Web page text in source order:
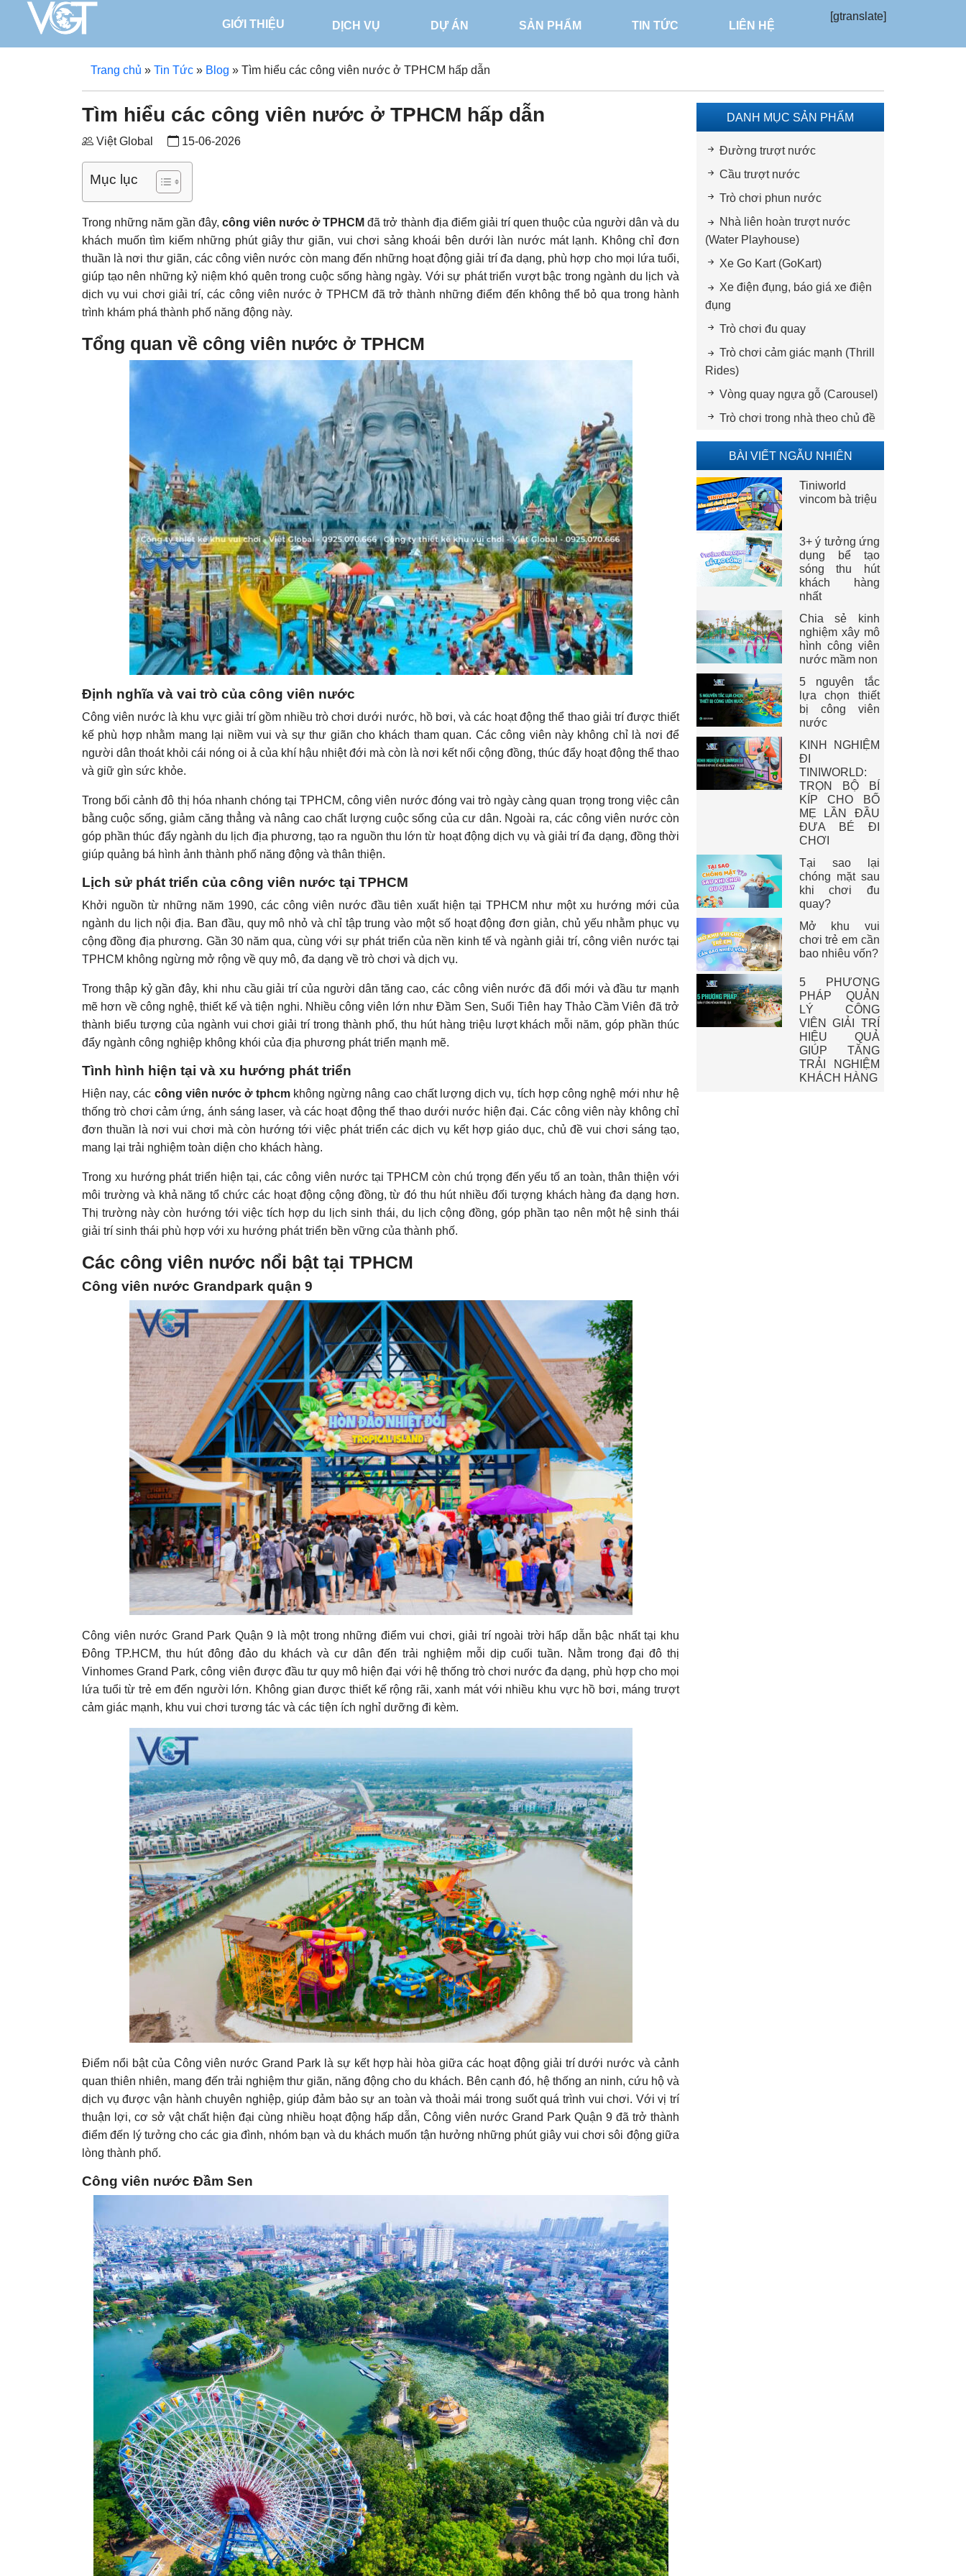
GIỚI THIỆU DỊCH VỤ DỰ ÁN SẢN PHẨM TIN TỨC LIÊN HỆ
[gtranslate]
Trang chủ » Tin Tức » Blog » Tìm hiểu các công viên nước ở TPHCM hấp dẫn
Tìm hiểu các công viên nước ở TPHCM hấp dẫn
Việt Global 15-06-2026
Mục lục
Trong những năm gần đây,công viên nước ở TPHCM đã trở thành địa điểm giải trí quen thuộc của người dân và du
khách muốn tìm kiếm những phút giây thư giãn, vui chơi sảng khoái bên dưới làn nước mát lạnh. Không chỉ đơn
thuần là nơi thư giãn, các công viên nước còn mang đến những hoạt động giải trí đa dạng, phù hợp cho mọi lứa tuổi,
giúp tạo nên những kỷ niệm khó quên trong cuộc sống hàng ngày. Với sự phát triển vượt bậc trong ngành du lịch và
dịch vụ vui chơi giải trí, các công viên nước ở TPHCM đã trở thành những điểm đến không thể bỏ qua trong hành
trình khám phá thành phố năng động này.
Tổng quan về công viên nước ở TPHCM
Định nghĩa và vai trò của công viên nước
Công viên nước là khu vực giải trí gồm nhiều trò chơi dưới nước, hồ bơi, và các hoạt động thể thao giải trí được thiết
kế phù hợp nhằm mang lại niềm vui và sự thư giãn cho khách tham quan. Các công viên này không chỉ là nơi để
người dân thoát khỏi cái nóng oi ả của khí hậu nhiệt đới mà còn là nơi kết nối cộng đồng, thúc đẩy hoạt động thể thao
và giữ gìn sức khỏe.
Trong bối cảnh đô thị hóa nhanh chóng tại TPHCM, công viên nước đóng vai trò ngày càng quan trọng trong việc cân
bằng cuộc sống, giảm căng thẳng và nâng cao chất lượng cuộc sống của cư dân. Ngoài ra, các công viên nước còn
góp phần thúc đẩy ngành du lịch địa phương, tạo ra nguồn thu lớn từ hoạt động dịch vụ và giải trí đa dạng, đồng thời
giúp quảng bá hình ảnh thành phố năng động và thân thiện.
Lịch sử phát triển của công viên nước tại TPHCM
Khởi nguồn từ những năm 1990, các công viên nước đầu tiên xuất hiện tại TPHCM như một xu hướng mới của
ngành du lịch nội địa. Ban đầu, quy mô nhỏ và chỉ tập trung vào một số hoạt động đơn giản, chủ yếu nhằm phục vụ
cộng đồng địa phương. Gần 30 năm qua, cùng với sự phát triển của nền kinh tế và ngành giải trí, công viên nước tại
TPHCM không ngừng mở rộng về quy mô, đa dạng về trò chơi và dịch vụ.
Trong thập kỷ gần đây, khi nhu cầu giải trí của người dân tăng cao, các công viên nước đã đổi mới và đầu tư mạnh
mẽ hơn về công nghệ, thiết kế và tiện nghi. Nhiều công viên lớn như Đầm Sen, Suối Tiên hay Thảo Cầm Viên đã trở
thành biểu tượng của ngành vui chơi giải trí trong thành phố, thu hút hàng triệu lượt khách mỗi năm, góp phần thúc
đẩy ngành công nghiệp không khói của địa phương phát triển mạnh mẽ.
Tình hình hiện tại và xu hướng phát triển
Hiện nay, các công viên nước ở tphcmkhông ngừng nâng cao chất lượng dịch vụ, tích hợp công nghệ mới như hệ
thống trò chơi cảm ứng, ánh sáng laser, và các hoạt động thể thao dưới nước hiện đại. Các công viên này không chỉ
đơn thuần là nơi vui chơi mà còn hướng tới việc phát triển các dịch vụ kết hợp giáo dục, chủ đề vui chơi sáng tạo,
mang lại trải nghiệm toàn diện cho khách hàng.
Trong xu hướng phát triển hiện tại, các công viên nước tại TPHCM còn chú trọng đến yếu tố an toàn, thân thiện với
môi trường và khả năng tổ chức các hoạt động cộng đồng, từ đó thu hút nhiều đối tượng khách hàng đa dạng hơn.
Thị trường này còn hướng tới việc tích hợp du lịch sinh thái, du lịch cộng đồng, góp phần tạo nên một hệ sinh thái
giải trí sinh thái phù hợp với xu hướng phát triển bền vững của thành phố.
Các công viên nước nổi bật tại TPHCM
Công viên nước Grandpark quận 9
Công viên nước Grand Park Quận 9 là một trong những điểm vui chơi, giải trí ngoài trời hấp dẫn bậc nhất tại khu
Đông TP.HCM, thu hút đông đảo du khách và cư dân đến trải nghiệm mỗi dịp cuối tuần. Nằm trong đại đô thị
Vinhomes Grand Park, công viên được đầu tư quy mô hiện đại với hệ thống trò chơi nước đa dạng, phù hợp cho mọi
lứa tuổi từ trẻ em đến người lớn. Không gian được thiết kế rộng rãi, xanh mát với nhiều khu vực hồ bơi, máng trượt
cảm giác mạnh, khu vui chơi tương tác và các tiện ích nghỉ dưỡng đi kèm.
Điểm nổi bật của Công viên nước Grand Park là sự kết hợp hài hòa giữa các hoạt động giải trí dưới nước và cảnh
quan thiên nhiên, mang đến trải nghiệm thư giãn, năng động cho du khách. Bên cạnh đó, hệ thống an ninh, cứu hộ và
dịch vụ được vận hành chuyên nghiệp, giúp đảm bảo sự an toàn và thoải mái trong suốt quá trình vui chơi. Với vị trí
thuận lợi, cơ sở vật chất hiện đại cùng nhiều hoạt động hấp dẫn, Công viên nước Grand Park Quận 9 đã trở thành
điểm đến lý tưởng cho các gia đình, nhóm bạn và du khách muốn tận hưởng những phút giây vui chơi sôi động giữa
lòng thành phố.
Công viên nước Đầm Sen
DANH MỤC SẢN PHẨM
Đường trượt nước
Cầu trượt nước
Trò chơi phun nước
Nhà liên hoàn trượt nước
(Water Playhouse)
Xe Go Kart (GoKart)
Xe điện đụng, báo giá xe điện
đụng
Trò chơi đu quay
Trò chơi cảm giác mạnh (Thrill
Rides)
Vòng quay ngựa gỗ (Carousel)
Trò chơi trong nhà theo chủ đề
BÀI VIẾT NGẪU NHIÊN
Tiniworld
vincom bà triệu
3+ ý tưởng ứng
dụng bể tạo
sóng thu hút
khách hàng
nhất
Chia sẻ kinh
nghiệm xây mô
hình công viên
nước mầm non
5 nguyên tắc
lựa chọn thiết
bị công viên
nước
KINH NGHIỆM
ĐI
TINIWORLD:
TRỌN BỘ BÍ
KÍP CHO BỐ
MẸ LẦN ĐẦU
ĐƯA BÉ ĐI
CHƠI
Tại sao lại
chóng mặt sau
khi chơi đu
quay?
Mở khu vui
chơi trẻ em cần
bao nhiêu vốn?
5 PHƯƠNG
PHÁP QUẢN
LÝ CÔNG
VIÊN GIẢI TRÍ
HIỆU QUẢ
GIÚP TĂNG
TRẢI NGHIỆM
KHÁCH HÀNG